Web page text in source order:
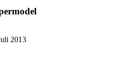
2013